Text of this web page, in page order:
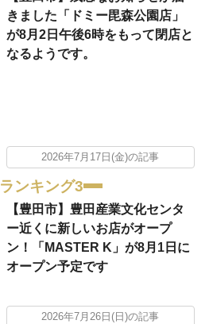
きました「ドミー毘森公園店」
が8月2日午後6時をもって閉店と
なるようです。
2026年7月17日(金)の記事
ランキング3
【豊田市】豊田産業文化センタ
ー近くに新しいお店がオープ
ン！「MASTER K」が8月1日に
オープン予定です
2026年7月26日(日)の記事